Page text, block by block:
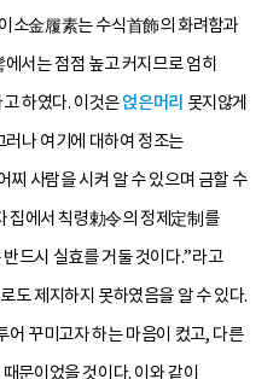
소金履素는 수식首飾의 화려함과
서는 점점 높고 커지므로 엄히
하였다. 이것은얹은머리 못지않게
나 여기에 대하여 정조는
찌 사람을 시켜 알 수 있으며 금할 수
집에서 칙령勅令의 정제定制를
드시 실효를 거둘 것이다.”라고
도 제지하지 못하였음을 알 수 있다.
어 꾸미고자 하는 마음이 컸고, 다른
문이었을 것이다. 이와 같이